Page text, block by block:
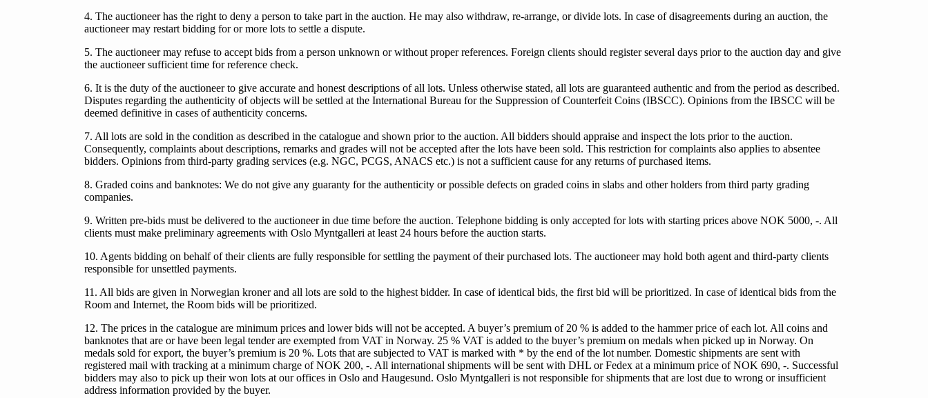
4. The auctioneer has the right to deny a person to take part in the auction. He may also withdraw, re-arrange, or divide lots. In case of disagreements during an auction, the
auctioneer may restart bidding for or more lots to settle a dispute.
5. The auctioneer may refuse to accept bids from a person unknown or without proper references. Foreign clients should register several days prior to the auction day and give
the auctioneer sufficient time for reference check.
6. It is the duty of the auctioneer to give accurate and honest descriptions of all lots. Unless otherwise stated, all lots are guaranteed authentic and from the period as described.
Disputes regarding the authenticity of objects will be settled at the International Bureau for the Suppression of Counterfeit Coins (IBSCC). Opinions from the IBSCC will be
deemed definitive in cases of authenticity concerns.
7. All lots are sold in the condition as described in the catalogue and shown prior to the auction. All bidders should appraise and inspect the lots prior to the auction.
Consequently, complaints about descriptions, remarks and grades will not be accepted after the lots have been sold. This restriction for complaints also applies to absentee
bidders. Opinions from third-party grading services (e.g. NGC, PCGS, ANACS etc.) is not a sufficient cause for any returns of purchased items.
8. Graded coins and banknotes: We do not give any guaranty for the authenticity or possible defects on graded coins in slabs and other holders from third party grading
companies.
9. Written pre-bids must be delivered to the auctioneer in due time before the auction. Telephone bidding is only accepted for lots with starting prices above NOK 5000, -. All
clients must make preliminary agreements with Oslo Myntgalleri at least 24 hours before the auction starts.
10. Agents bidding on behalf of their clients are fully responsible for settling the payment of their purchased lots. The auctioneer may hold both agent and third-party clients
responsible for unsettled payments.
11. All bids are given in Norwegian kroner and all lots are sold to the highest bidder. In case of identical bids, the first bid will be prioritized. In case of identical bids from the
Room and Internet, the Room bids will be prioritized.
12. The prices in the catalogue are minimum prices and lower bids will not be accepted. A buyer’s premium of 20 % is added to the hammer price of each lot. All coins and
banknotes that are or have been legal tender are exempted from VAT in Norway. 25 % VAT is added to the buyer’s premium on medals when picked up in Norway. On
medals sold for export, the buyer’s premium is 20 %. Lots that are subjected to VAT is marked with * by the end of the lot number. Domestic shipments are sent with
registered mail with tracking at a minimum charge of NOK 200, -. All international shipments will be sent with DHL or Fedex at a minimum price of NOK 690, -. Successful
bidders may also to pick up their won lots at our offices in Oslo and Haugesund. Oslo Myntgalleri is not responsible for shipments that are lost due to wrong or insufficient
address information provided by the buyer.